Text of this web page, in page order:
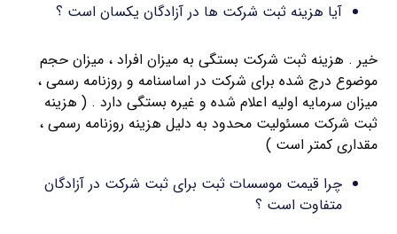
آیا هزینه ثبت شرکت ها در آزادگان یکسان است ؟
خیر . هزینه ثبت شرکت بستگی به میزان افراد ، میزان حجم
موضوع درج شده برای شرکت در اساسنامه و روزنامه رسمی ،
میزان سرمایه اولیه اعلام شده و غیره بستگی دارد . ( هزینه
ثبت شرکت مسئولیت محدود به دلیل هزینه روزنامه رسمی ،
مقداری کمتر است )
چرا قیمت موسسات ثبت برای ثبت شرکت در آزادگان
متفاوت است ؟